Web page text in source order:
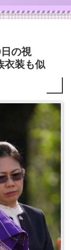
の視
衣装も似